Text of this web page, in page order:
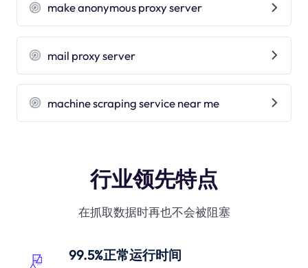
make anonymous proxy server
mail proxy server
machine scraping service near me
行业领先特点
在抓取数据时再也不会被阻塞
99.5%正常运行时间